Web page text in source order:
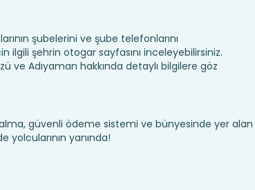
şubelerini ve şube telefonlarını
ilgili şehrin otogar sayfasını inceleyebilirsiniz.
ve Adıyaman hakkında detaylı bilgilere göz
güvenli ödeme sistemi ve bünyesinde yer alan
yolcularının yanında!